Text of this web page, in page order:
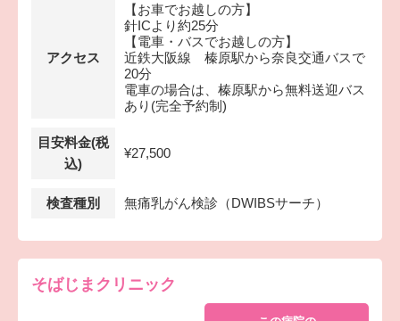
アクセス
【お車でお越しの方】
針ICより約25分
【電車・バスでお越しの方】
近鉄大阪線 榛原駅から奈良交通バスで
20分
電車の場合は、榛原駅から無料送迎バス
あり(完全予約制)
目安料金(税
込)
¥27,500
検査種別 無痛乳がん検診（DWIBSサーチ）
そばじまクリニック